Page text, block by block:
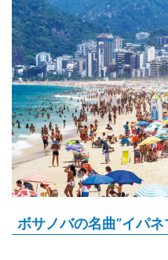
ボサノバの名曲”イパネ